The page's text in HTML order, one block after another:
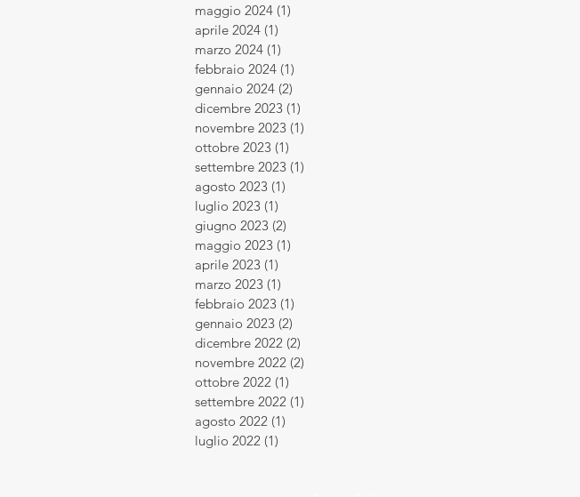
maggio 2024 (1)
aprile 2024 (1)
marzo 2024 (1)
febbraio 2024 (1)
gennaio 2024 (2)
dicembre 2023 (1)
novembre 2023 (1)
ottobre 2023 (1)
settembre 2023 (1)
agosto 2023 (1)
luglio 2023 (1)
giugno 2023 (2)
maggio 2023 (1)
aprile 2023 (1)
marzo 2023 (1)
febbraio 2023 (1)
gennaio 2023 (2)
dicembre 2022 (2)
novembre 2022 (2)
ottobre 2022 (1)
settembre 2022 (1)
agosto 2022 (1)
luglio 2022 (1)